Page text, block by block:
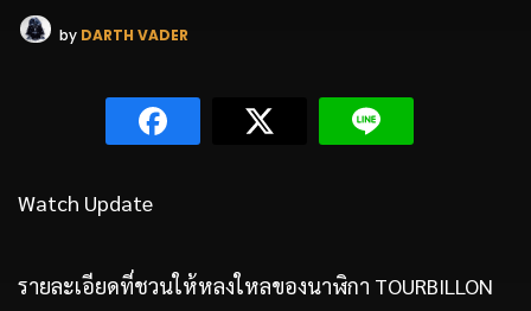
by DARTH VADER
Watch Update
รายละเอียดที่ชวนให้หลงใหลของนาฬิกา TOURBILLON